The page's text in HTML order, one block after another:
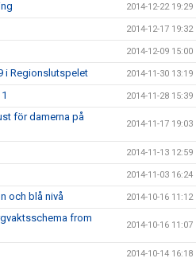
2014-12-22 19:29
2014-12-17 19:32
2014-12-09 15:00
i Regionslutspelet 2014-11-30 13:19
2014-11-28 15:39
för damerna på
2014-11-17 19:03
2014-11-13 12:59
2014-11-03 16:24
och blå nivå 2014-10-16 11:12
from
2014-10-16 11:07
2014-10-14 16:18